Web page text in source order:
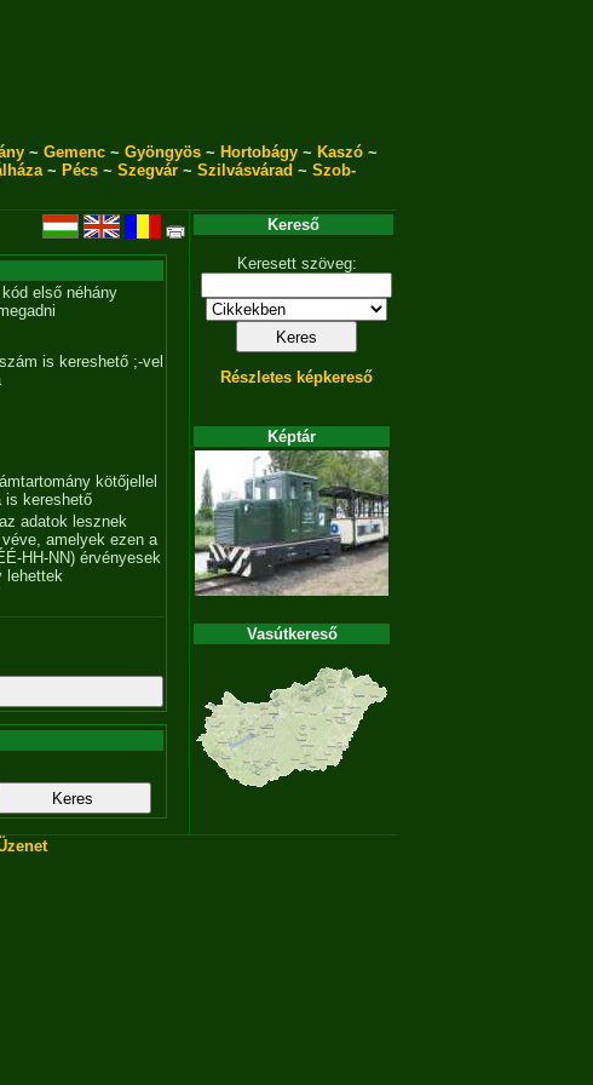
~ Gemenc ~ Gyöngyös ~ Hortobágy ~ Kaszó ~
~ Pécs~ Szegvár~ Szilvásvárad ~ Szob-
első néhány
is kereshető ;-vel
kötőjellel
is kereshető
adatok lesznek
amelyek ezen a
HH-NN) érvényesek
lehettek
Kereső
Keresett szöveg:
Részletes képkereső
Képtár
Vasútkereső